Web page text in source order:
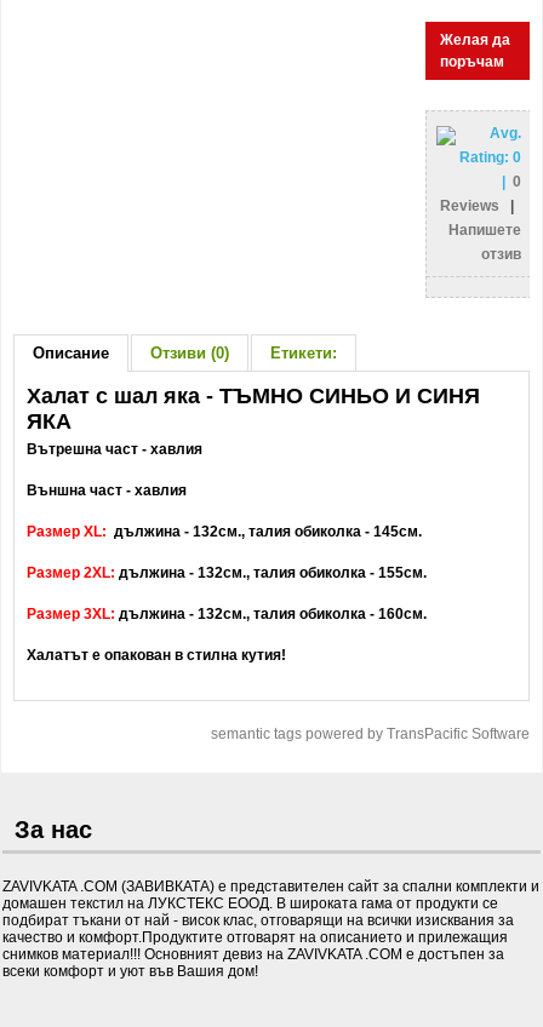
Желая да
поръчам
Avg.
Rating: 0
0
Reviews
Напишете
отзив
Описание Отзиви (0) Етикети:
Халат с шал яка - ТЪМНО СИНЬО И СИНЯ
ЯКА
Вътрешна част - хавлия
Външна част - хавлия
Размер XL: дължина - 132см., талия обиколка - 145см.
Размер 2XL: дължина - 132см., талия обиколка - 155см.
Размер 3XL: дължина - 132см., талия обиколка - 160см.
Халатът е опакован в стилна кутия!
semantic tags powered by TransPacific Software
За нас
ZAVIVKATA .COM (ЗАВИВКАТА) е представителен сайт за спални комплекти и
домашен текстил на ЛУКСТЕКС ЕООД. В широката гама от продукти се
подбират тъкани от най - висок клас, отговарящи на всички изисквания за
качество и комфорт.Продуктите отговарят на описанието и прилежащия
снимков материал!!! Основният девиз на ZAVIVKATA .COM е достъпен за
всеки комфорт и уют във Вашия дом!